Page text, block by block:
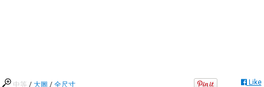
中等 /大圖 /全尺寸 Like